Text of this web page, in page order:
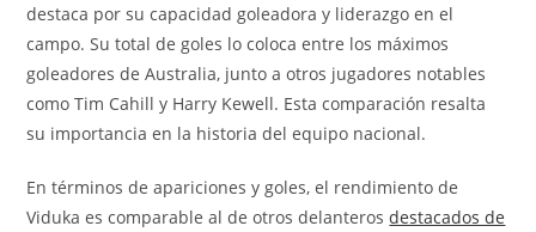
destaca por su capacidad goleadora y liderazgo en el
campo. Su total de goles lo coloca entre los máximos
goleadores de Australia, junto a otros jugadores notables
como Tim Cahill y Harry Kewell. Esta comparación resalta
su importancia en la historia del equipo nacional.
En términos de apariciones y goles, el rendimiento de
Viduka es comparable al de otros delanterosdestacados de